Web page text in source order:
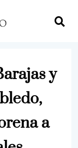
y
a